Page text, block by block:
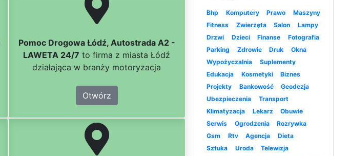
Pomoc Drogowa Łódź, Autostrada A2 -
LAWETA 24/7 to firma z miasta Łódź
działająca w branży motoryzacja
Otwórz
Bhp Komputery Prawo
Maszyny
Fitness
Zwierzęta Salon
Lampy
Drzwi
Dzieci Finanse
Fotografia
Parking
Zdrowie Druk
Okna
Wypożyczalnia
Suplementy
Edukacja
Kosmetyki
Biznes
Projekty
Bankowość
Geodezja
Ubezpieczenia
Transport
Klimatyzacja
Lekarz
Obuwie
Serwis
Ogrodzenia
Rozrywka
Gsm
Rtv Agencja
Dieta
Sztuka
Uroda
Telewizja